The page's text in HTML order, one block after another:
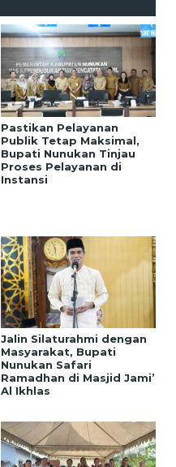
Pastikan Pelayanan
Publik Tetap Maksimal,
Bupati Nunukan Tinjau
Proses Pelayanan di
Instansi
Jalin Silaturahmi dengan
Masyarakat, Bupati
Nunukan Safari
Ramadhan di Masjid Jami’
Al Ikhlas